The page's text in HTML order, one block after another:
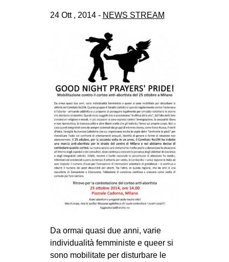
24 Ott , 2014 - NEWS STREAM
Da ormai quasi due anni, varie
individualità femministe e queer si
sono mobilitate per disturbare le